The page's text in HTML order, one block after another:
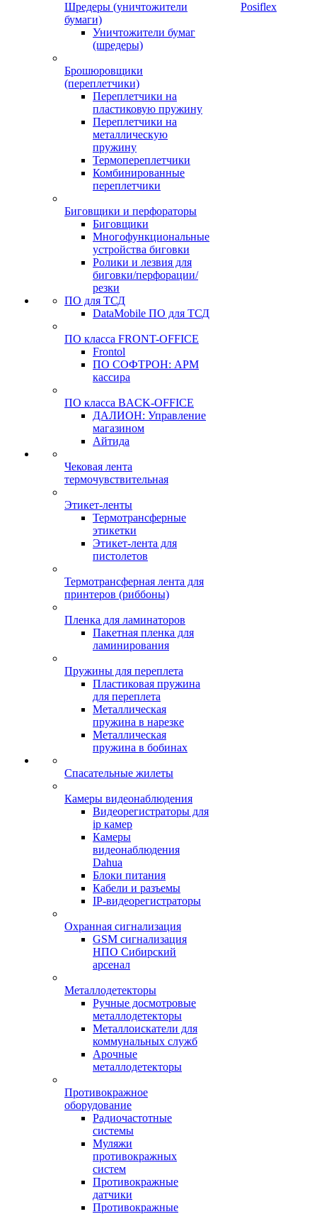
Шредеры (уничтожители
бумаги)
Уничтожители бумаг
(шредеры)
Брошюровщики
(переплетчики)
Переплетчики на
пластиковую пружину
Переплетчики на
металлическую
пружину
Термопереплетчики
Комбинированные
переплетчики
Биговщики и перфораторы
Биговщики
Многофункциональные
устройства биговки
Ролики и лезвия для
биговки/перфорации/
резки
ПО для ТСД
DataMobile ПО для ТСД
ПО класса FRONT-OFFICE
Frontol
ПО СОФТРОН: АРМ
кассира
ПО класса BACK-OFFICE
ДАЛИОН: Управление
магазином
Айтида
Чековая лента
термочувствительная
Этикет-ленты
Термотрансферные
этикетки
Этикет-лента для
пистолетов
Термотрансферная лента для
принтеров (риббоны)
Пленка для ламинаторов
Пакетная пленка для
ламинирования
Пружины для переплета
Пластиковая пружина
для переплета
Металлическая
пружина в нарезке
Металлическая
пружина в бобинах
Спасательные жилеты
Камеры видеонаблюдения
Видеорегистраторы для
ip камер
Камеры
видеонаблюдения
Dahua
Блоки питания
Кабели и разъемы
IP-видеорегистраторы
Охранная сигнализация
GSM сигнализация
НПО Сибирский
арсенал
Металлодетекторы
Ручные досмотровые
металлодетекторы
Металлоискатели для
коммунальных служб
Арочные
металлодетекторы
Противокражное
оборудование
Радиочастотные
системы
Муляжи
противокражных
систем
Противокражные
датчики
Противокражные
Posiflex